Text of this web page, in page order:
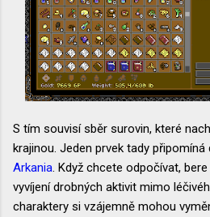
S tím souvisí sběr surovin, které
krajinou. Jeden prvek tady připomíná
Arkania . Když chcete odpočívat,
vyvíjení drobných aktivit mimo
charaktery si vzájemně mohou